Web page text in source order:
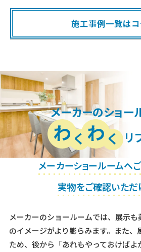
施工事例一覧は
メーカーのショー
リ
メーカーショールームへご
実物をご確認いただ
メーカーのショールームでは、展示
のイメージがより膨らみます。また、
ため、後から「あれもやっておけばよ